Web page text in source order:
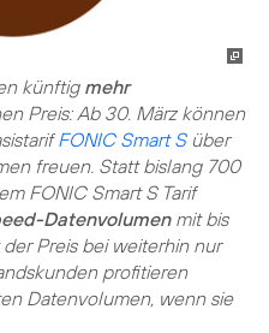
künftig mehr
Preis: Ab 30. März können
FONIC Smart Süber
freuen. Statt bislang 700
FONIC Smart S Tarif
Datenvolumenmit bis
Preis bei weiterhin nur
profitieren
Datenvolumen, wenn sie